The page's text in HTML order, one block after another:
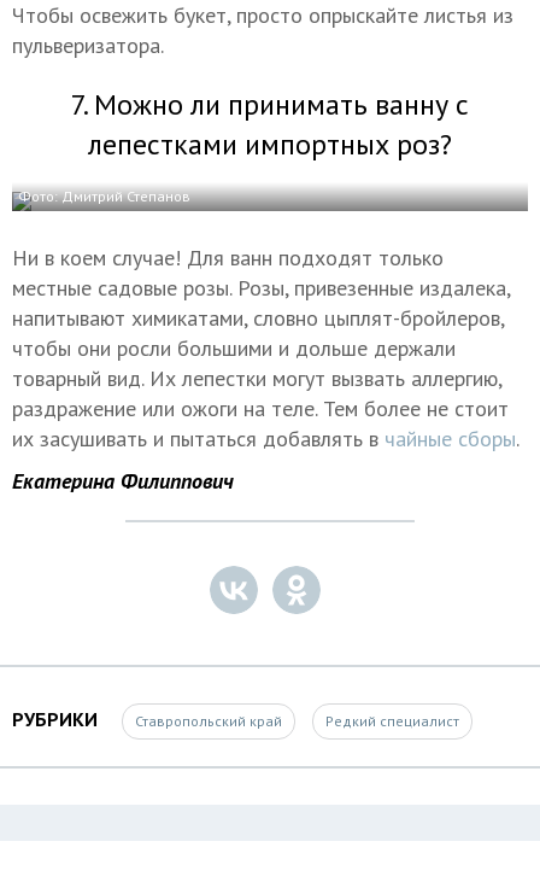
Чтобы освежить букет, просто опрыскайте листья из
пульверизатора.
7. Можно ли принимать ванну с
лепестками импортных роз?
Фото: Дмитрий Степанов
Ни в коем случае! Для ванн подходят только
местные садовые розы. Розы, привезенные издалека,
напитывают химикатами, словно цыплят-бройлеров,
чтобы они росли большими и дольше держали
товарный вид. Их лепестки могут вызвать аллергию,
раздражение или ожоги на теле. Тем более не стоит
их засушивать и пытаться добавлять в чайные сборы.
Екатерина Филиппович
РУБРИКИ Ставропольский край Редкий специалист